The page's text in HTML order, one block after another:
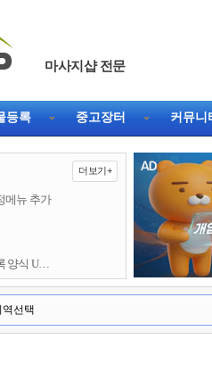
마사지샵 전문
등록 중고장터 커뮤니
더보기+
메뉴 추가
양식 U…